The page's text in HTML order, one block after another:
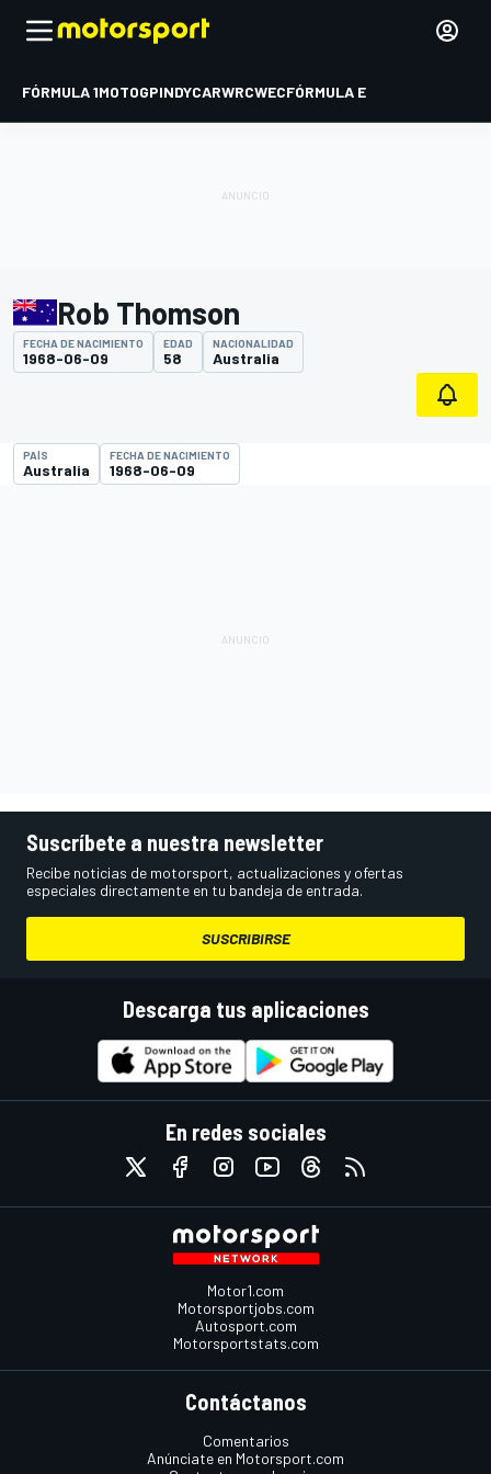
FÓRMULA 1MOTOGPINDYCARWRCWECFÓRMULA E
Rob Thomson
FECHA DE NACIMIENTO
1968-06-09
EDAD
58
NACIONALIDAD
Australia
PAÍS
Australia
FECHA DE NACIMIENTO
1968-06-09
Suscríbete a nuestra newsletter
Recibe noticias de motorsport, actualizaciones y ofertas
especiales directamente en tu bandeja de entrada.
SUSCRIBIRSE
Descarga tus aplicaciones
En redes sociales
Motor1.com
Motorsportjobs.com
Autosport.com
Motorsportstats.com
Contáctanos
Comentarios
Anúnciate en Motorsport.com